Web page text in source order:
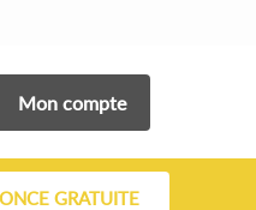
Mon compte
GRATUITE